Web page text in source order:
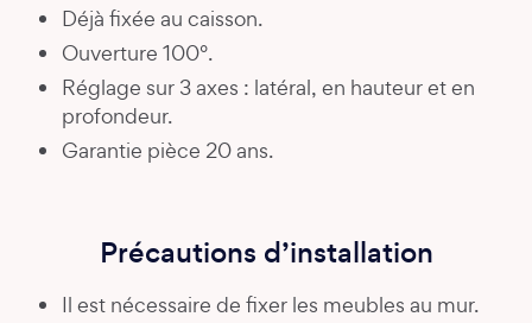
Déjà fixée au caisson.
Ouverture 100°.
Réglage sur 3 axes : latéral, en hauteur et en
profondeur.
Garantie pièce 20 ans.
Précautions d’installation
Il est nécessaire de fixer les meubles au mur.